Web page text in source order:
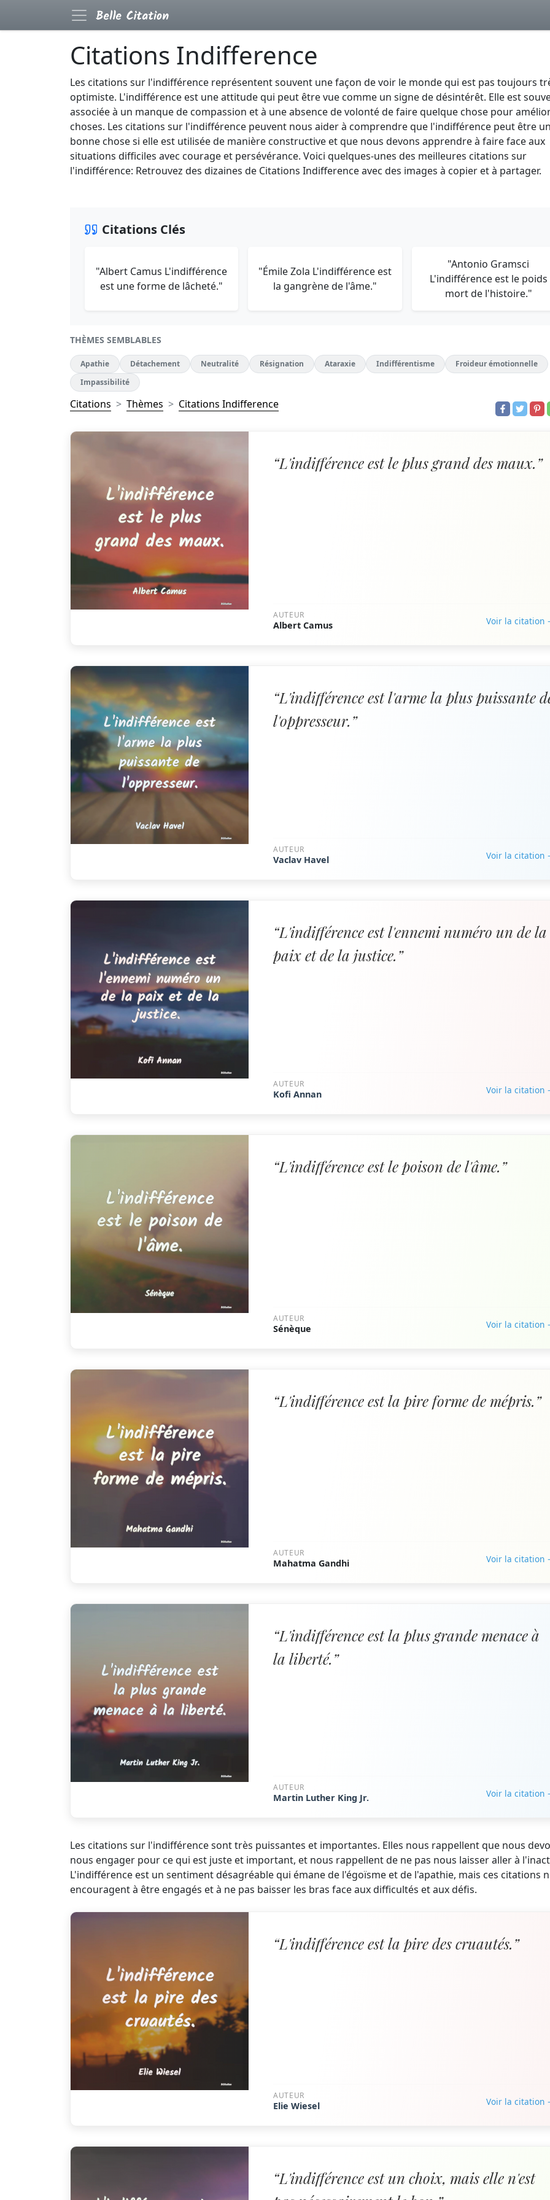
Citations Indifference
Les citations sur l'indifférence représentent souvent une façon de voir le monde qui est pas toujours
optimiste. L'indifférence est une attitude qui peut être vue comme un signe de désintérêt. Elle est
associée à un manque de compassion et à une absence de volonté de faire quelque chose pour
choses. Les citations sur l'indifférence peuvent nous aider à comprendre que l'indifférence peut être
bonne chose si elle est utilisée de manière constructive et que nous devons apprendre à faire face aux
situations difficiles avec courage et persévérance. Voici quelques-unes des meilleures citations sur
l'indifférence: Retrouvez des dizaines de Citations Indifference avec des images à copier et à partager.
Citations Clés
"Albert Camus L'indifférence
est une forme de lâcheté."
"Émile Zola L'indifférence est
la gangrène de l'âme."
"Antonio Gramsci
L'indifférence est le poids
mort de l'histoire."
THÈMES SEMBLABLES
Apathie Détachement Neutralité Résignation Ataraxie Indifférentisme
Froideur émotionnelle
Impassibilité
Citations Thèmes Citations Indifference
“L'indifférence est le plus grand des maux.”
AUTEUR
Albert Camus Voir la citation
“L'indifférence est l'arme la plus puissante
l'oppresseur.”
AUTEUR
Vaclav Havel Voir la citation
“L'indifférence est l'ennemi numéro un de la
paix et de la justice.”
AUTEUR
Kofi Annan Voir la citation
“L'indifférence est le poison de l'âme.”
AUTEUR
Sénèque Voir la citation
“L'indifférence est la pire forme de mépris.”
AUTEUR
Mahatma Gandhi Voir la citation
“L'indifférence est la plus grande menace à
la liberté.”
AUTEUR
Martin Luther King Jr. Voir la citation
Les citations sur l'indifférence sont très puissantes et importantes. Elles nous rappellent que nous
nous engager pour ce qui est juste et important, et nous rappellent de ne pas nous laisser aller à
L'indifférence est un sentiment désagréable qui émane de l'égoïsme et de l'apathie, mais ces citations
encouragent à être engagés et à ne pas baisser les bras face aux difficultés et aux défis.
“L'indifférence est la pire des cruautés.”
AUTEUR
Elie Wiesel Voir la citation
“L'indifférence est un choix, mais elle n'est